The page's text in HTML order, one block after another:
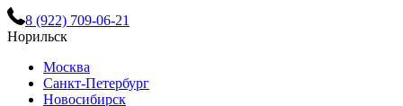
8 (922) 709-06-21
Норильск
Москва
Санкт-Петербург
Новосибирск